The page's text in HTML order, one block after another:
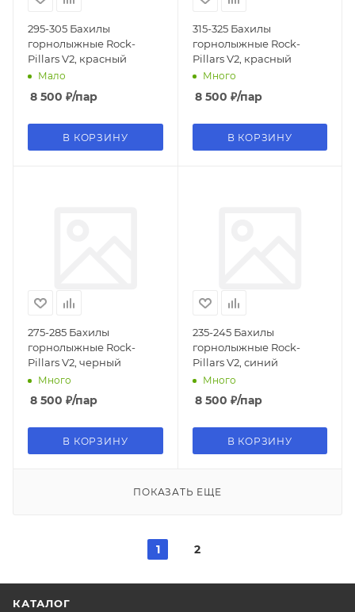
295-305 Бахилы
горнолыжные Rock-
Pillars V2, красный
Мало
8 500 ₽/пар
В КОРЗИНУ
315-325 Бахилы
горнолыжные Rock-
Pillars V2, красный
Много
8 500 ₽/пар
В КОРЗИНУ
275-285 Бахилы
горнолыжные Rock-
Pillars V2, черный
Много
8 500 ₽/пар
В КОРЗИНУ
235-245 Бахилы
горнолыжные Rock-
Pillars V2, синий
Много
8 500 ₽/пар
В КОРЗИНУ
ПОКАЗАТЬ ЕЩЕ
1 2
КАТАЛОГ